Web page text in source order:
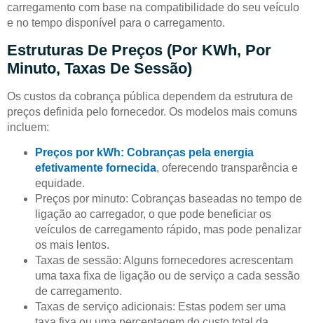
carregamento com base na compatibilidade do seu veículo
e no tempo disponível para o carregamento.
Estruturas De Preços (por KWh, Por
Minuto, Taxas De Sessão)
Os custos da cobrança pública dependem da estrutura de
preços definida pelo fornecedor. Os modelos mais comuns
incluem:
Preços por kWh: Cobranças pela energia
efetivamente fornecida, oferecendo transparência e
equidade.
Preços por minuto: Cobranças baseadas no tempo de
ligação ao carregador, o que pode beneficiar os
veículos de carregamento rápido, mas pode penalizar
os mais lentos.
Taxas de sessão: Alguns fornecedores acrescentam
uma taxa fixa de ligação ou de serviço a cada sessão
de carregamento.
Taxas de serviço adicionais: Estas podem ser uma